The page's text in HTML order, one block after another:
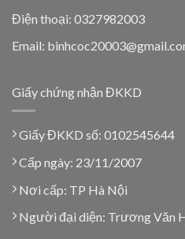
Điện thoại: 0327982003
Email:
Giấy chứng nhận ĐKKD
Giấy ĐKKD số: 0102545644
Cấp ngày: 23/11/2007
Nơi cấp: TP Hà Nội
Người đại diện: Trương Văn